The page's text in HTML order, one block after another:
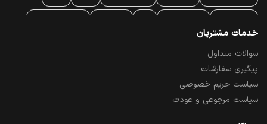
پایه سقفی
پرده نمایش
تبلت و موبایل تجهیزات پسیو شبکه
خدمات مشتریان
سوالات متداول
پیگیری سفارشات
سیاست حریم خصوصی
سیاست مرجوعی و عودت